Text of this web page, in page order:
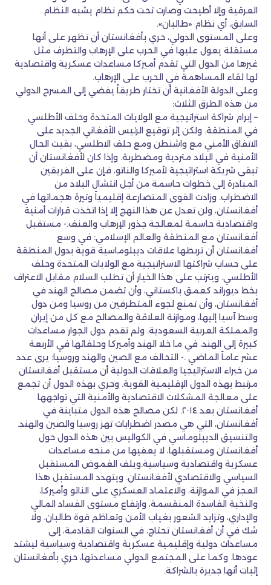
العرقية وإلا أطيحت وصارت تحت حكم نظام يشبه النظام
السابق، أي نظام «طالبان».
وعلى المستوى الدولي، حري بأفغانستان أن تظهر على أنها
مستقلة يعول عليها في الحرب على الإرهاب والتطرف مثل
غيرها من الدول التي تقدم أميركا مساعدات عسكرية واقتصادية
لها لقاء المساهمة في الحرب على الإرهاب.
وعلى الدولة الأفغانية أن تختار طريقاً يفضي إلى المسرح الدولي
من هذه الطرق الثلاث:
– إبرام شراكة استراتيجية مع الولايات المتحدة وحلف الأطلسي
في المنطقة. ولكن إثر توقيع الرئيس الأفغاني الجديد على
الاتفاق الأمني مع واشنطن ومع حلف الاطلسي، بقيت الحال
الأمنية في البلاد متردية ومضطربة. وإذا كان لأفغانستان أن
تبقى شريكة استراتيجية لأميركا والناتو، فإن على الفريقين
المبادرة إلى خطوات حاسمة من أجل انتشال البلاد من
الاضطراب. وزادت القوى المتصارعة إقليمياً وتيرة هجماتها في
أفغانستان، ولن تعدل عن هذا النهج إلا إذا اتخذت قرارات أمنية
واقتصادية حاسمة لمعالجة جذور الإرهاب والعنف.- مستقبل
أفغانستان مع المنطقة والعالم الإسلامي: في وسع
أفغانستان أن تربطها علاقات ديبلوماسية قوية بدول المنطقة
على حساب شراكتها الاستراتيجية مع الولايات المتحدة وحلف
الأطلسي. ويترتب على هذا الخيار أن تطلب السلام مقابل الاعتراف
بخط ديوراند كعمق باكستاني، وأن تضمن مصالح الهند في
أفغانستان، وأن تمنع لجوء المتطرفين من روسيا ومن دول
وسط آسيا إليها، وموازنة العلاقة والمصالح مع كل من إيران
والمملكة العربية السعودية. ولم تقدم دول الجوار مساعدات
كبيرة إلى الهند، في ما خلا الهند وأميركا وحلفائها في الأربعة
عشر عاماً الماضي .- التحالف مع الصين والهند وروسيا: يرى عدد
من خبراء الاستراتيجيا والعلاقات الدولية أن مستقبل أفغانستان
مرتبط بهذه الدول الإقليمية القوية. وحري بهذه الدول أن تجمع
على معالجة المشكلات الاقتصادية والأمنية التي تواجهها
أفغانستان بعد ٢٠١٤. لكن مصالح هذه الدول متباينة في
أفغانستان، التي هي مصدر اضطرابات تهز روسيا والصين والهند.
والتنسيق الديبلوماسي في الكواليس بين هذه الدول حول
أفغانستان ومستقبلها، لا يعفيها من منحه مساعدات
عسكرية واقتصادية وسياسية.ويلف الغموض المستقبل
السياسي والاقتصادي لأفغانستان. ويتهدد المستقبل هذا
العجز في الموازنة، والاعتماد العسكري على الناتو وأميركا،
والنخبة الفاسدة المنقسمة، وارتفاع مستوى الفساد المالي
والإداري، وتزايد الشعور بغياب الأمن وتعاظم قوة طالبان. ولا
شك في أن أفغانستان تحتاج، في السنوات القادمة، إلى
مساعدات دولية وإقليمية عسكرية واقتصادية وسياسية ليشتد
عودها. وكما على المجتمع الدولي مساعدتها، حري بأفغانستان
إثبات أنها جديرة بالشراكة.